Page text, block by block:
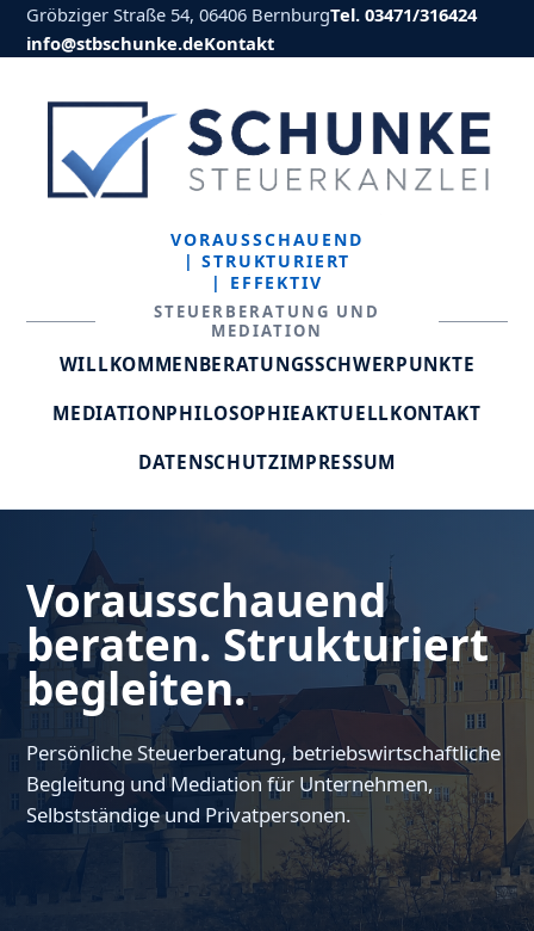
Gröbziger Straße 54, 06406 BernburgTel. 03471/316424
info@stbschunke.deKontakt
VORAUSSCHAUEND
| STRUKTURIERT
| EFFEKTIV
STEUERBERATUNG UND
MEDIATION
WILLKOMMENBERATUNGSSCHWERPUNKTE
MEDIATIONPHILOSOPHIEAKTUELLKONTAKT
DATENSCHUTZIMPRESSUM
Vorausschauend
beraten. Strukturiert
begleiten.
Persönliche Steuerberatung, betriebswirtschaftliche
Begleitung und Mediation für Unternehmen,
Selbstständige und Privatpersonen.